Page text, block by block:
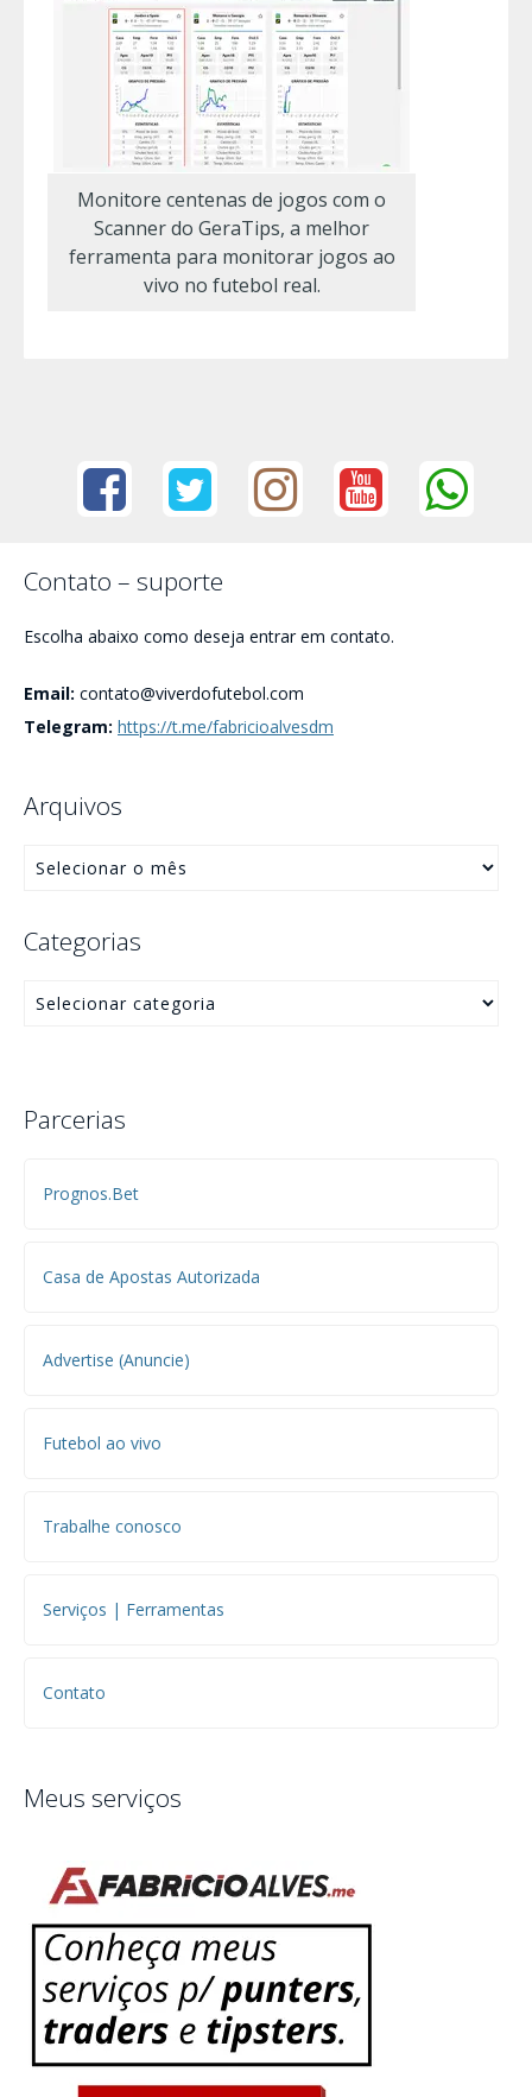
Monitore centenas de jogos com o
Scanner do GeraTips, a melhor
ferramenta para monitorar jogos ao
vivo no futebol real.
Contato – suporte
Escolha abaixo como deseja entrar em contato.
Email: contato@viverdofutebol.com
Telegram: https://t.me/fabricioalvesdm
Arquivos
Categorias
Parcerias
Prognos.Bet
Casa de Apostas Autorizada
Advertise (Anuncie)
Futebol ao vivo
Trabalhe conosco
Serviços | Ferramentas
Contato
Meus serviços